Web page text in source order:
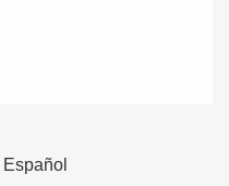
Español